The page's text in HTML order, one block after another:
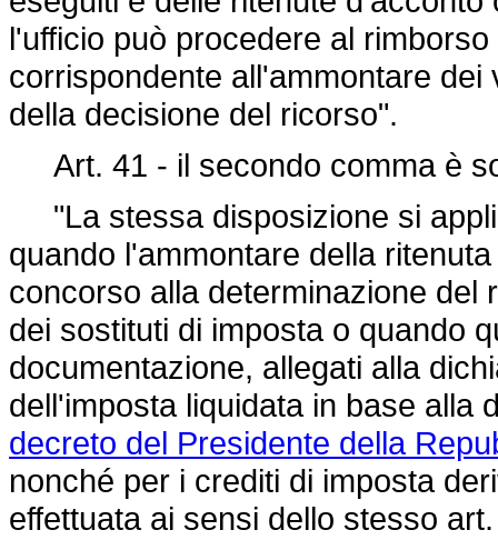
l'ufficio può procedere al
corrispondente all'ammontare
della decisione del ricorso".
Art. 41 - il secondo comma è
"La stessa disposizione si
quando l'ammontare della
concorso alla determinazione del
dei sostituti di imposta o quando
documentazione, allegati alla
dell'imposta liquidata in base alla
decreto del Presidente della
nonché per i crediti di imposta
effettuata ai sensi dello stesso